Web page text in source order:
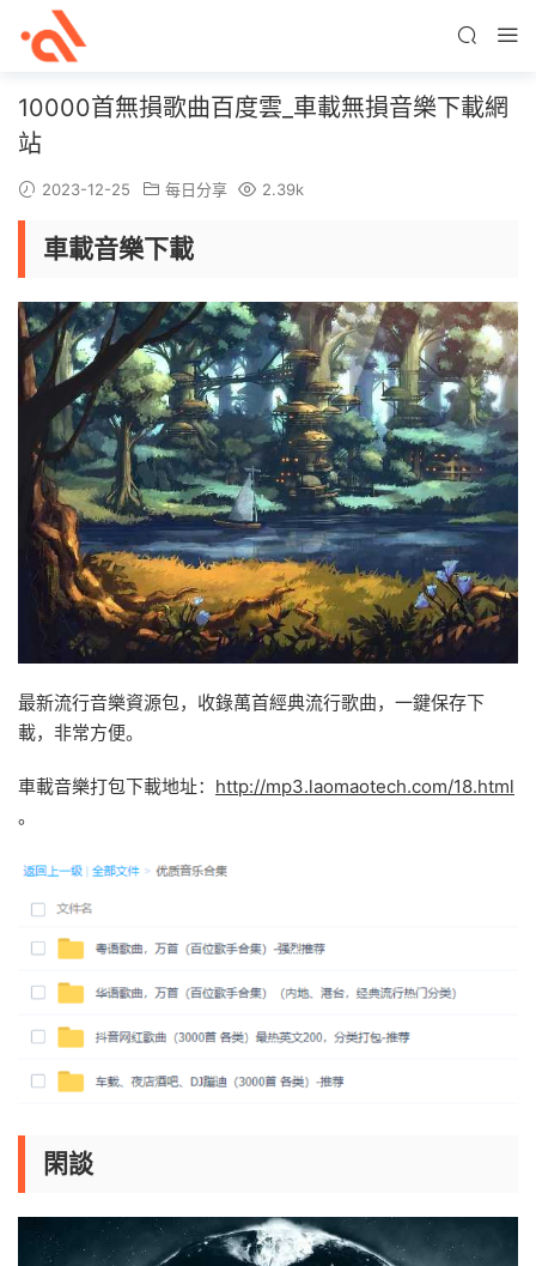
10000首無損歌曲百度雲_車載無損音樂下載網
站
2023-12-25 每日分享 2.39k
車載音樂下載
最新流行音樂資源包，收錄萬首經典流行歌曲，一鍵保存下
載，非常方便。
車載音樂打包下載地址： http://mp3.laomaotech.com/18.html
。
閑談